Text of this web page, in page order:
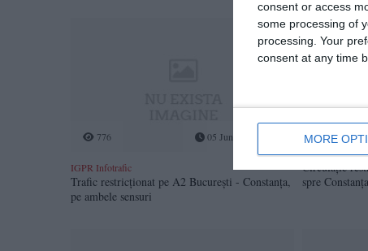
consent or access
some processing of
processing. Your
consent at any time
MORE
776 05 Jun, 2024 09:59
IGPR Infotrafic
Trafic restricționat pe A2 București - Constanța,
pe ambele sensuri
1098
Circulație
spre Constanța